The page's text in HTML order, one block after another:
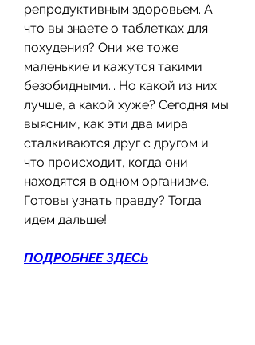
репродуктивным здоровьем. А
что вы знаете о таблетках для
похудения? Они же тоже
маленькие и кажутся такими
безобидными... Но какой из них
лучше, а какой хуже? Сегодня мы
выясним, как эти два мира
сталкиваются друг с другом и
что происходит, когда они
находятся в одном организме.
Готовы узнать правду? Тогда
идем дальше!
ПОДРОБНЕЕ ЗДЕСЬ